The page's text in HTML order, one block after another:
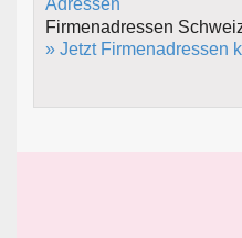
Firmenadressen
» Jetzt Firmenadressen